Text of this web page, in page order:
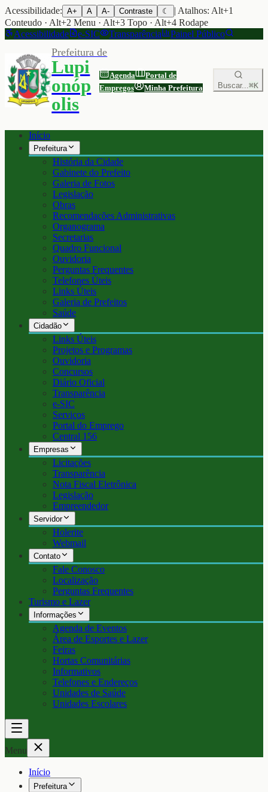
Acessibilidade: A+ A A- Contraste ☾
| Atalhos: Alt+1
Conteudo · Alt+2 Menu · Alt+3 Topo · Alt+4 Rodape
Acessibilidade
e-SIC Transparência Painel Público
Prefeitura de
Lupi
onóp
olis
Agenda
Portal de
Empregos
Minha Prefeitura Buscar...⌘K
Início
Prefeitura
História da Cidade
Gabinete do Prefeito
Galeria de Fotos
Legislação
Obras
Recomendações Administrativas
Organograma
Secretarias
Quadro Funcional
Ouvidoria
Perguntas Frequentes
Telefones Úteis
Links Úteis
Galeria de Prefeitos
Saúde
Cidadão
Links Úteis
Projetos e Programas
Ouvidoria
Concursos
Diário Oficial
Transparência
e-SIC
Serviços
Portal do Emprego
Central 156
Empresas
Licitações
Transparência
Nota Fiscal Eletrônica
Legislação
Empreendedor
Servidor
Holerite
Webmail
Contato
Fale Conosco
Localização
Perguntas Frequentes
Turismo e Lazer
Informações
Agenda de Eventos
Área de Esportes e Lazer
Feiras
Hortas Comunitárias
Informativos
Telefones e Endereços
Unidades de Saúde
Unidades Escolares
Menu
Início
Prefeitura